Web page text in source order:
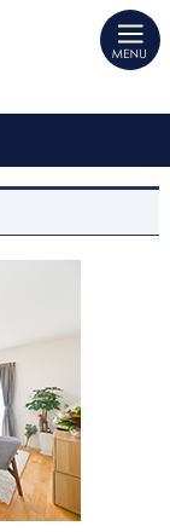
注文住宅・新築戸建
戸建てを手がける工務